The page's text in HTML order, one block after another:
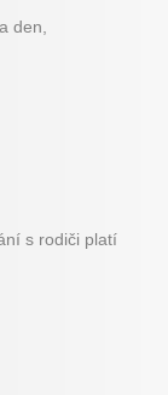
den,
s rodiči platí